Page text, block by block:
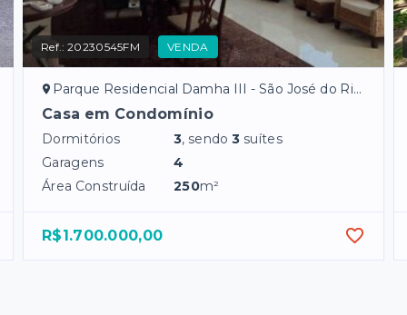
Ref.:20230545FM VENDA
Parque Residencial Damha III - São José do Rio Preto/SP
Casa em Condomínio
Dormitórios 3, sendo3 suítes
Garagens
4
Área Construída
250m²
R$1.700.000,00